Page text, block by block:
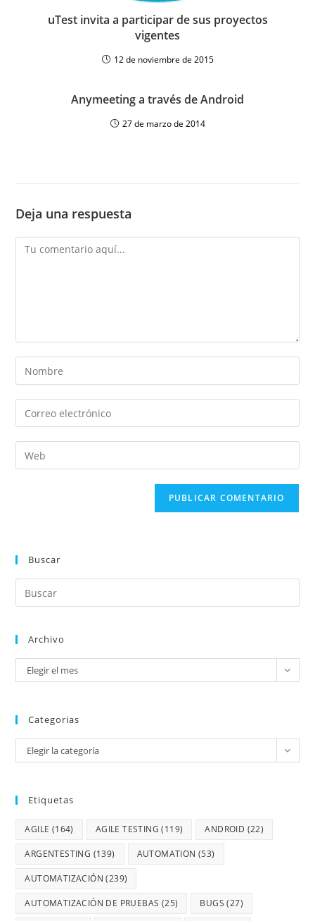
uTest invita a participar de sus proyectos
vigentes
12 de noviembre de 2015
Anymeeting a través de Android
27 de marzo de 2014
Deja una respuesta
Buscar
Archivo
Elegir el mes
Categorias
Elegir la categoría
Etiquetas
AGILE (164) AGILE TESTING (119) ANDROID (22)
ARGENTESTING (139) AUTOMATION (53)
AUTOMATIZACIÓN (239)
AUTOMATIZACIÓN DE PRUEBAS (25) BUGS (27)